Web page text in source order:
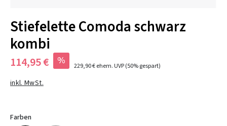
Stiefelette Comoda schwarz
kombi
114,95 € % 229,90 €ehem. UVP(50% gespart)
inkl. MwSt.
Farben